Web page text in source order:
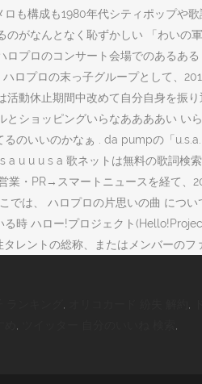
も構成も1980年代シティポップや
がなんとなく恥ずかしい 「わい
ロプロのコンサート会場でのある
ロプロの末っ子グループとして、
動休止期間中改めて自分自身を振
ショッピングいらなああああい い
るのいいのかなぁ . da pumpの「
u u u s a 歌ネットは無料の歌詞検
・PR→スマートニュースを経て、
では、 ハロプロの片思いの曲 につ
時 ハロー!プロジェクト
レントの総称、またはメンバーのフ